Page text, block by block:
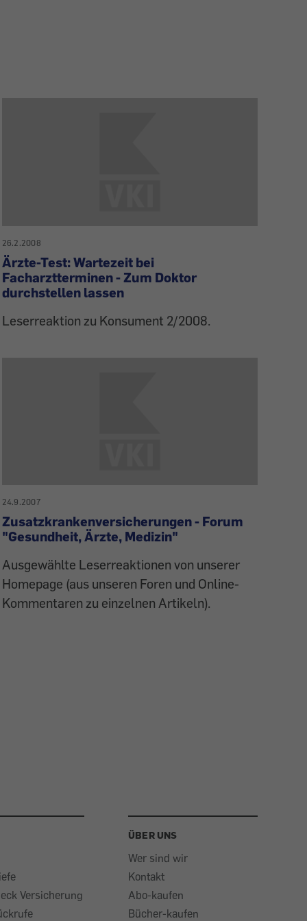
26.2.2008
Ärzte-Test: Wartezeit bei
Facharztterminen - Zum Doktor
durchstellen lassen
Leserreaktion zu Konsument 2/2008.
24.9.2007
Zusatzkrankenversicherungen - Forum
"Gesundheit, Ärzte, Medizin"
Ausgewählte Leserreaktionen von unserer
Homepage (aus unseren Foren und Online-
Kommentaren zu einzelnen Artikeln).
Versicherung
ÜBER UNS
Wer sind wir
Kontakt
Abo-kaufen
Bücher-kaufen